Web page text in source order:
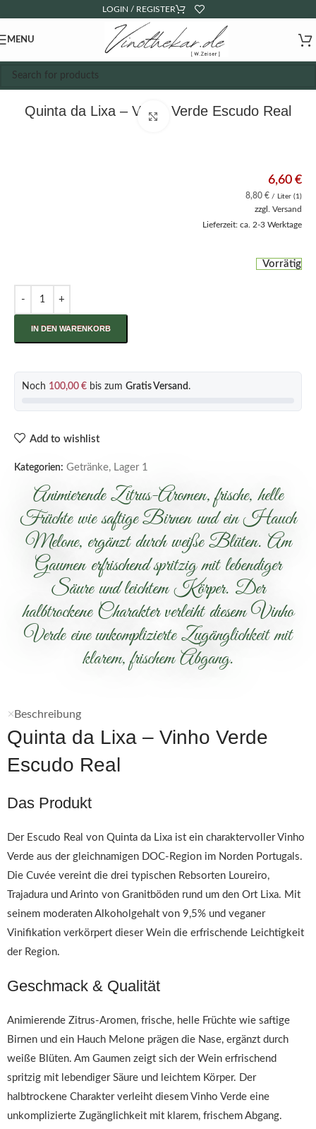
LOGIN / REGISTER
MENU
Quinta da Lixa – Vinho Verde Escudo Real
Click to enlarge
6,60 €
8,80 € / Liter (1)
zzgl. Versand
Lieferzeit: ca. 2-3 Werktage
Vorrätig
IN DEN WARENKORB
Noch 100,00 € bis zum Gratis Versand .
Add to wishlist
Kategorien: Getränke, Lager 1
Animierende Zitrus-Aromen, frische, helle
Früchte wie saftige Birnen und ein Hauch
Melone, ergänzt durch weiße Blüten. Am
Gaumen erfrischend spritzig mit lebendiger
Säure und leichtem Körper. Der
halbtrockene Charakter verleiht diesem Vinho
Verde eine unkomplizierte Zugänglichkeit mit
klarem, frischem Abgang.
Beschreibung
Quinta da Lixa – Vinho Verde
Escudo Real
Das Produkt
Der Escudo Real von Quinta da Lixa ist ein charaktervoller Vinho
Verde aus der gleichnamigen DOC-Region im Norden Portugals.
Die Cuvée vereint die drei typischen Rebsorten Loureiro,
Trajadura und Arinto von Granitböden rund um den Ort Lixa. Mit
seinem moderaten Alkoholgehalt von 9,5% und veganer
Vinifikation verkörpert dieser Wein die erfrischende Leichtigkeit
der Region.
Geschmack & Qualität
Animierende Zitrus-Aromen, frische, helle Früchte wie saftige
Birnen und ein Hauch Melone prägen die Nase, ergänzt durch
weiße Blüten. Am Gaumen zeigt sich der Wein erfrischend
spritzig mit lebendiger Säure und leichtem Körper. Der
halbtrockene Charakter verleiht diesem Vinho Verde eine
unkomplizierte Zugänglichkeit mit klarem, frischem Abgang.